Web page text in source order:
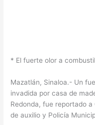
* El fuerte olor a
Mazatlán, Sinaloa.- Un
invadida por casa de
Redonda, fue reportado
de auxilio y Policía